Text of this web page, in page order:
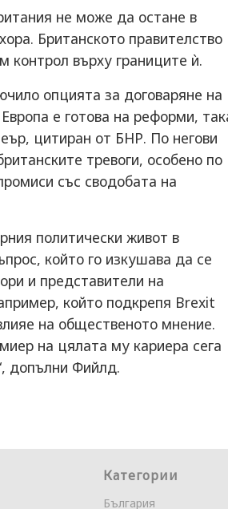
не може да остане в
Британското правителство
контрол върху границите ѝ.
опцията за договаряне на
е готова на реформи,
цитиран от БНР. По негови
тревоги, особено по
със сводобата на
политически живот в
който го изкушава да се
и представители на
който подкрепя Brexit
на общественото мнение.
на цялата му кариера сега
допълни Фийлд.
Категории
България